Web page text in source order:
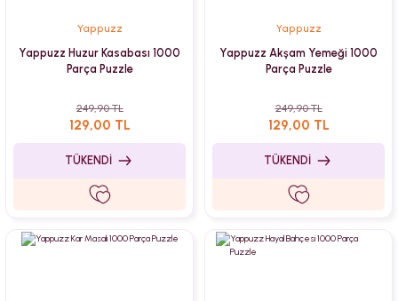
Yappuzz
Yappuzz Huzur Kasabası 1000
Parça Puzzle
249,90 TL
129,00 TL
TÜKENDİ
Yappuzz
Yappuzz Akşam Yemeği 1000
Parça Puzzle
249,90 TL
129,00 TL
TÜKENDİ